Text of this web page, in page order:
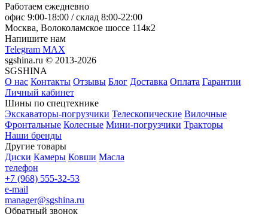
Работаем ежедневно
офис 9:00-18:00 / склад 8:00-22:00
Москва, Волоколамское шоссе 114к2
Напишите нам
Telegram MAX
sgshina.ru © 2013-2026
SGSHINA
О нас Контакты Отзывы Блог Доставка Оплата Гарантии
Личный кабинет
Шины по спецтехнике
Экскаваторы-погрузчики Телескопические Вилочные
Фронтальные Колесные Мини-погрузчики Тракторы
Наши бренды
Другие товары
Диски Камеры Ковши Масла
телефон
+7 (968) 555-32-53
e-mail
manager@sgshina.ru
Обратный звонок